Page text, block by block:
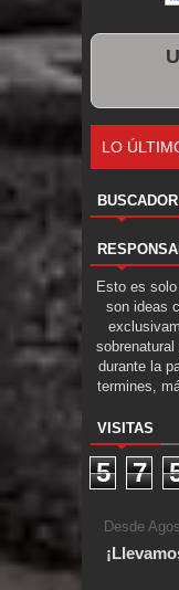
LO
BUSCADOR
Esto es
son ideas
durante la
termines,
VISITAS
5 7
Desde